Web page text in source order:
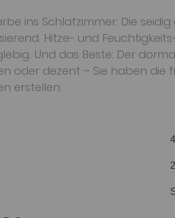
ins Schlafzimmer: Die
Hitze- und
Und das Beste: Der
oder dezent – Sie haben
erstellen.